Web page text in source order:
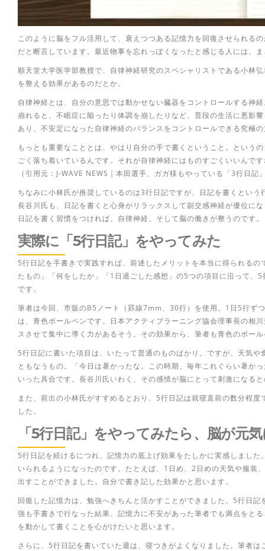
このように脳をフル活用して、衰えつつある記憶力を回復させられる
だと断言しています。最近物事を忘れっぽくなったと感じる人には、
順天堂大学医学部教授で、自律神経研究のスペシャリストである小林
を整える効果があるのだとか。
自律神経とは、自分の意思では動かせない臓器をコントロールする神
崩れると、不眠症に陥ったり体調を崩したりなど、普段の生活に悪影
あり、不安定になった自律神経のバランスをコントロールできる究極
もっとも重要なこととは、やはり自分の手で書くということ。という
ごく落ち着いているんです。それが自律神経にはものすごくいいんで
（引用元：J-WAVE NEWS｜本田選手、ガガ様もやっている「3行日記
ちなみに小林氏が推奨しているのは3行日記ですが、日記を書くとい
長谷川氏も、日記を書くと心身がリラックスして副交感神経が優位に
日記を書く習慣をつければ、自律神経、そして脳の働きが整うのです。
実際に「5行日記」をやってみた
5行日記を手書きで実践すれば、前述したメリットを本当に得られる
たもの」「何をしたか」「1日過ごした感想」の5つの項目に沿って、
です。
筆者は今回、市販のB5ノート（罫線7mm、30行）を使用。1日5行ず
は、青色ボールペンです。日本アクティブラーニング協会理事長の相
スさせて集中に導く力があるそう。その効果から、筆者も青色のボー
5行日記に書いた項目は、いたって普通のものばかり。ですが、天気
ともなうもの。「今日は暑かったな。この時期、毎年これぐらい暑か
いった具合です。長谷川氏いわく、その感情が脳にとって刺激になる
また、前出の小林氏がすすめるとおり、5行日記は就寝直前の数分程
した。
「5行日記」をやってみたら、脳が元
5行日記を続けるにつれ、記憶力の底上げ効果をたしかに実感しまし
いられるようになったのです。たとえば、1日め、2日めの天気や服装
出すことができました。自分で書き記した効果かと思います。
回復した記憶力は、勉強へきちんと活かすことができました。5行日
強も手書きで行なった結果、記憶力に不安があった筆者でも満点をと
を動かして書くことを心がけたいと思います。
さらに、5行日記を書いていた週は、寝つきがよくなりました。筆者